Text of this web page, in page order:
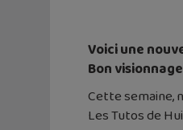
Voici une
Bon
Cette semaine,
Les Tutos de